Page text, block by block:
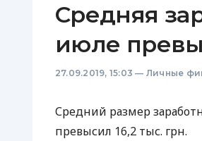
Средняя
июле
27.09.2019, 15:03 — Личные
Средний размер
превысил 16,2 тыс. грн.